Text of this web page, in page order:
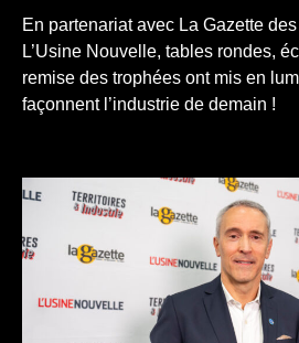
En partenariat avec La Gazette
L’Usine Nouvelle, tables rondes,
remise des trophées ont mis en
façonnent l’industrie de demain !